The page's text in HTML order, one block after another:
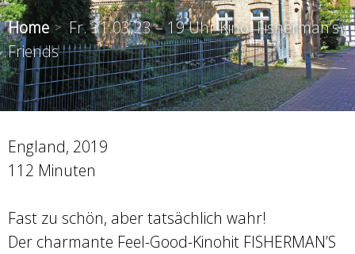
Home
Fr. 31.03.23 – 19 Uhr Kino: Fisherman’s
Friends
England, 2019
112 Minuten
Fast zu schön, aber tatsächlich wahr!
Der charmante Feel-Good-Kinohit FISHERMAN’S